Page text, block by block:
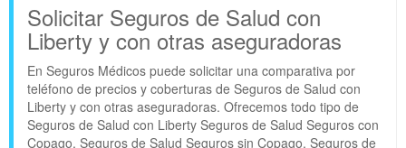
Solicitar Seguros de Salud con
Liberty y con otras aseguradoras
En Seguros Médicos puede solicitar una comparativa por
teléfono de precios y coberturas de Seguros de Salud con
Liberty y con otras aseguradoras. Ofrecemos todo tipo de
Seguros de Salud con Liberty Seguros de Salud Seguros con
Copago, Seguros de Salud Seguros sin Copago, Seguros de